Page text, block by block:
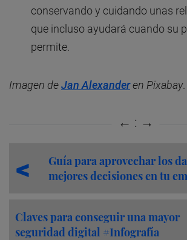
conservando y cuidando unas
que incluso ayudará cuando su
permite.
Imagen deJan Alexanderen Pixabay.
Guía para aprovechar los
mejores decisiones en tu
Claves para conseguir una mayor
seguridad digital #Infografía